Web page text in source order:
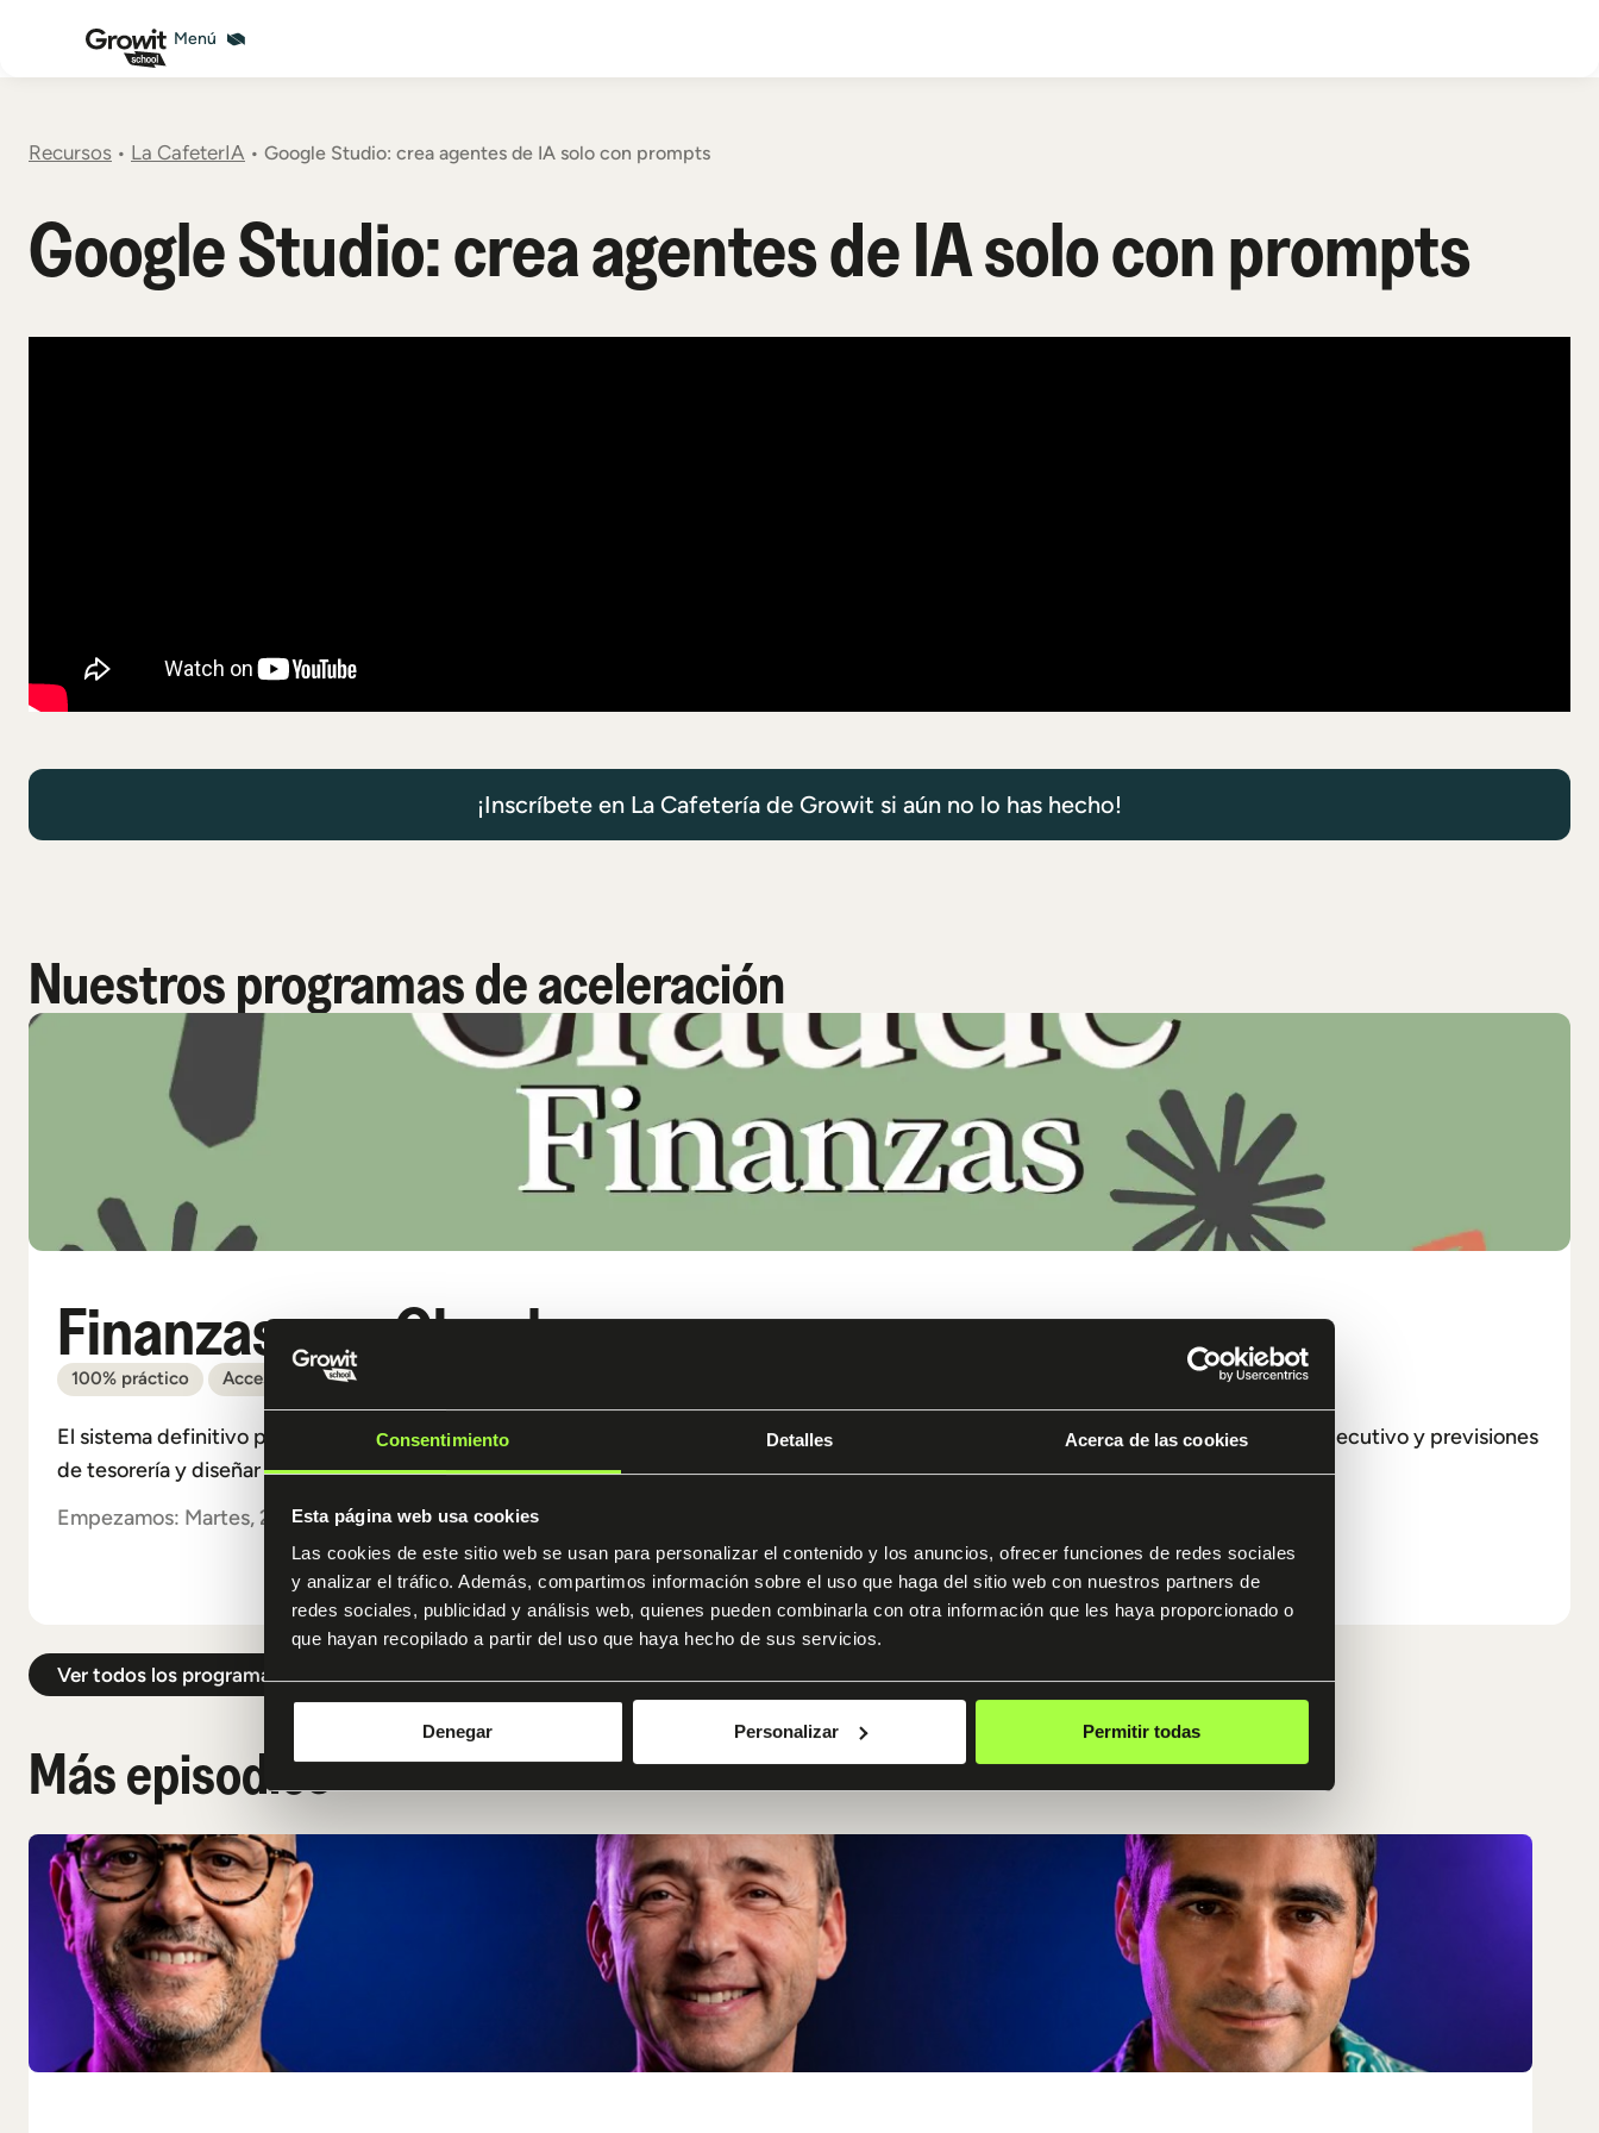
Consentimiento Detalles Acerca de las cookies
Esta página web usa cookies
Las cookies de este sitio web se usan para personalizar el contenido y los anuncios, ofrecer funciones de redes sociales
y analizar el tráfico. Además, compartimos información sobre el uso que haga del sitio web con nuestros partners de
redes sociales, publicidad y análisis web, quienes pueden combinarla con otra información que les haya proporcionado o
que hayan recopilado a partir del uso que haya hecho de sus servicios.
Denegar Personalizar Permitir todas
Recursos • La CafeterIA • Google Studio: crea agentes de IA solo con prompts
Google Studio: crea agentes de IA solo con prompts
¡Inscríbete en La Cafetería de Growit si aún no lo has hecho!
Nuestros programas de aceleración
Finanzas con Claude
100% práctico Acceso 12 meses
El sistema definitivo para CFOs, controllers, inversores y directivos que quieren multiplicar su productividad, automatizar el reporting ejecutivo y previsiones
de tesorería y diseñar tesis de inversión profesionales utilizando la IA más avanzada del mundo. Sin tocar una sola línea de código.
Empezamos: Martes, 23 de Junio
Ver programa
Ver todos los programas
Más episodios